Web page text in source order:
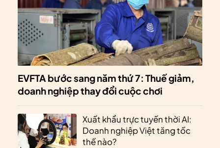
EVFTA bước sang năm thứ 7: Thuế giảm,
doanh nghiệp thay đổi cuộc chơi
Xuất khẩu trực tuyến thời AI:
Doanh nghiệp Việt tăng tốc
thế nào?